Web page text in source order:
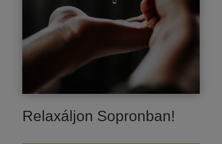
Relaxáljon Sopronban!